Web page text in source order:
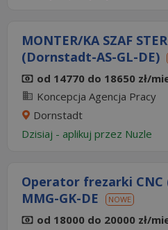
MONTER/KA SZAF
(Dornstadt-AS-GL-DE)
od 14770 do 18650 zł/
Koncepcja Agencja Pracy
Dornstadt
Dzisiaj - aplikuj przez Nuzle
Operator frezarki CNC
MMG-GK-DE
NOWE
od 18000 do 20000 zł/